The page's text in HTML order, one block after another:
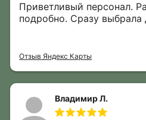
Приветливый персонал.
подробно. Сразу
Отзыв Яндекс Карты
Владимир Л.